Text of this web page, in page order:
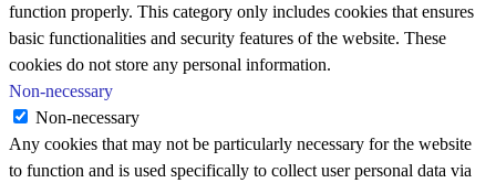
function properly. This category only includes cookies that ensures
basic functionalities and security features of the website. These
cookies do not store any personal information.
Non-necessary
Non-necessary
Any cookies that may not be particularly necessary for the website
to function and is used specifically to collect user personal data via